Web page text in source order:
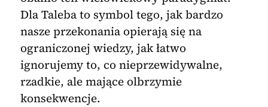
Dla Taleba to symbol tego, jak bardzo
nasze przekonania opierają się na
ograniczonej wiedzy, jak łatwo
ignorujemy to, co nieprzewidywalne,
rzadkie, ale mające olbrzymie
konsekwencje.